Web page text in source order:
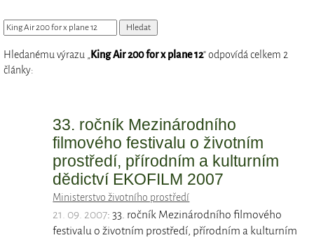
Hledanému výrazu „King Air 200 for x plane 12“ odpovídá celkem 2
články:
33. ročník Mezinárodního
filmového festivalu o životním
prostředí, přírodním a kulturním
dědictví EKOFILM 2007
Ministerstvo životního prostředí
21. 09. 2007: 33. ročník Mezinárodního filmového
festivalu o životním prostředí, přírodním a kulturním